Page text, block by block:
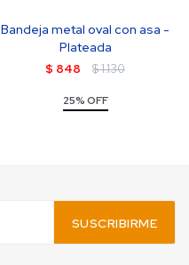
Bandeja metal oval con asa -
Plateada
$ 848 $1.130
25% OFF
SUSCRIBIRME